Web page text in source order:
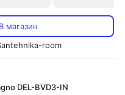
В магазин
room
DEL-BVD3-IN